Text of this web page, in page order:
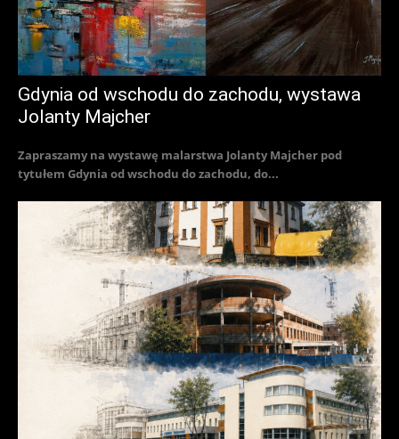
Gdynia od wschodu do zachodu, wystawa
Jolanty Majcher
Zapraszamy na wystawę malarstwa Jolanty Majcher pod
tytułem Gdynia od wschodu do zachodu, do...